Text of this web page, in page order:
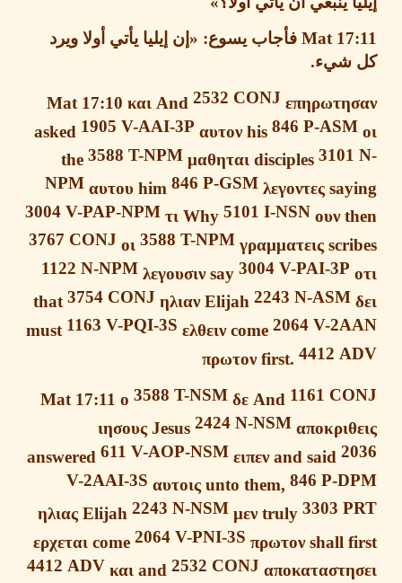
Mat فأجاب يسوع: «إن إيليا يأتي أولا ويرد
شيء.
Mat 17:10 και And2532 CONJ
asked1905V-AAI-3P αυτον his846P-
the3588T-NPM μαθηται disciples
NPM αυτου him846P-GSM λεγοντες
3004V-PAP-NPM τι Why5101 I-NSN ουν
3767 CONJ οι 3588T-NPM γραμματεις
1122N-NPM λεγουσιν say3004V-PAI-3P
that3754 CONJ ηλιαν Elijah2243N-ASM
must1163V-PQI-3S ελθειν come2064V-
πρωτον first.4412
Mat 17:11 ο 3588T-NSM δε And1161
ιησους Jesus2424N-NSM
answered611V-AOP-NSM ειπεν and said
V-2AAI-3S αυτοις unto them,846P-
ηλιας Elijah2243N-NSM μεν truly3303
ερχεται come2064V-PNI-3S πρωτον shall
4412ADV και and2532 CONJ